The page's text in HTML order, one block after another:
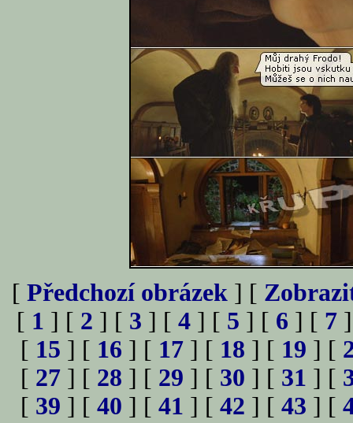
[ Předchozí obrázek ] [
[ 1 ] [ 2 ] [ 3 ] [ 4 ] [ 5 ] [ 6 ] [ 7
[ 15 ] [ 16 ] [ 17 ] [ 18 ] [ 19 ] [
[ 27 ] [ 28 ] [ 29 ] [ 30 ] [ 31 ] [
[ 39 ] [ 40 ] [ 41 ] [ 42 ] [ 43 ] [